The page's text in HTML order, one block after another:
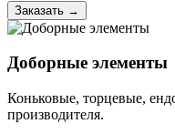
Заказать →
Доборные элементы
Коньковые, торцевые,
производителя.